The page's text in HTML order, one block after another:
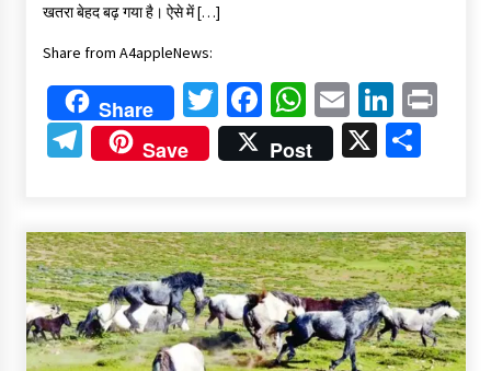
खतरा बेहद बढ़ गया है। ऐसे में […]
Share from A4appleNews:
Share Twitter
Facebook
WhatsApp
Email
Telegram
Save Post X